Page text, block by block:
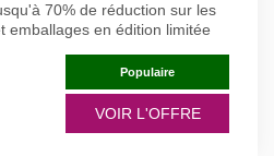
70% de réduction sur les
emballages en édition limitée
Populaire
VOIR L'OFFRE